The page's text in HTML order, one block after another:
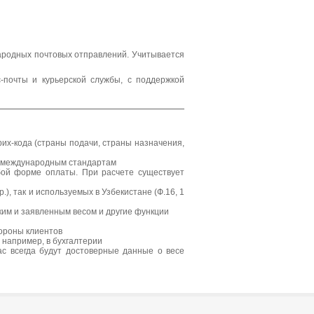
почтовых отправлений. Учитывается
и курьерской службы, с поддержкой
кода (страны подачи, страны назначения,
стандартам
форме оплаты. При расчете существует
так и используемых в Узбекистане (Ф.16, 1
и заявленным весом и другие функции
клиентов
в бухгалтерии
всегда будут достоверные данные о весе